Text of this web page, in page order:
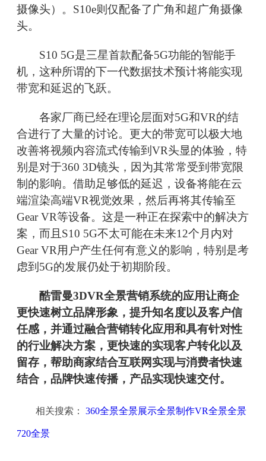
摄像头）。S10e则仅配备了广角和超广角摄像
头。
S10 5G是三星首款配备5G功能的智能手
机，这种所谓的下一代数据技术预计将能实现
带宽和延迟的飞跃。
各家厂商已经在理论层面对5G和VR的结
合进行了大量的讨论。更大的带宽可以极大地
改善将视频内容流式传输到VR头显的体验，特
别是对于360 3D镜头，因为其常常受到带宽限
制的影响。借助足够低的延迟，设备将能在云
端渲染高端VR视觉效果，然后再将其传输至
Gear VR等设备。这是一种正在探索中的解决方
案，而且S10 5G不太可能在未来12个月内对
Gear VR用户产生任何有意义的影响，特别是考
虑到5G的发展仍处于初期阶段。
酷雷曼3DVR全景营销系统的应用让商企
更快速树立品牌形象，提升知名度以及客户信
任感，并通过融合营销转化应用和具有针对性
的行业解决方案，更快速的实现客户转化以及
留存，帮助商家结合互联网实现与消费者快速
结合，品牌快速传播，产品实现快速交付。
相关搜索： 360全景全景展示全景制作VR全景全景
720全景